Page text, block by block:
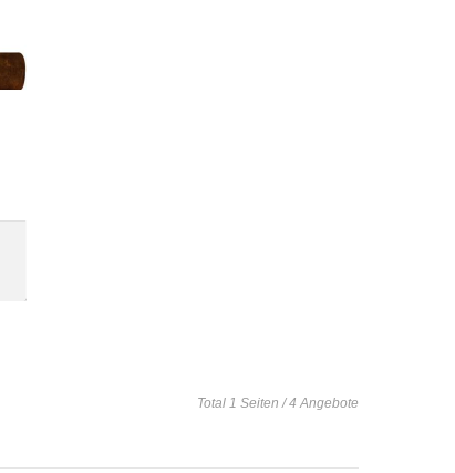
Total 1 Seiten / 4 Angebote